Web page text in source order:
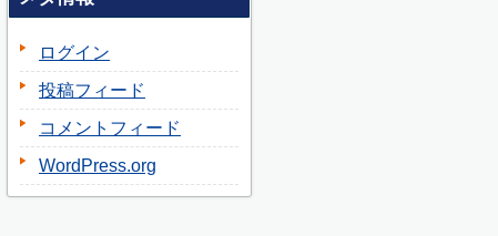
ログイン
投稿フィード
コメントフィード
WordPress.org